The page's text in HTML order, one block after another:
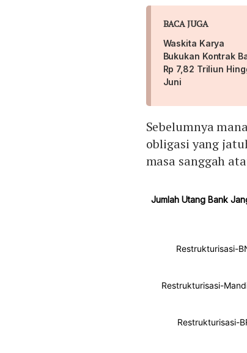
BACA JUGA
Waskita Karya
Bukukan Kontrak
Rp 7,82 Triliun
Juni
Sebelumnya
obligasi yang
masa sanggah